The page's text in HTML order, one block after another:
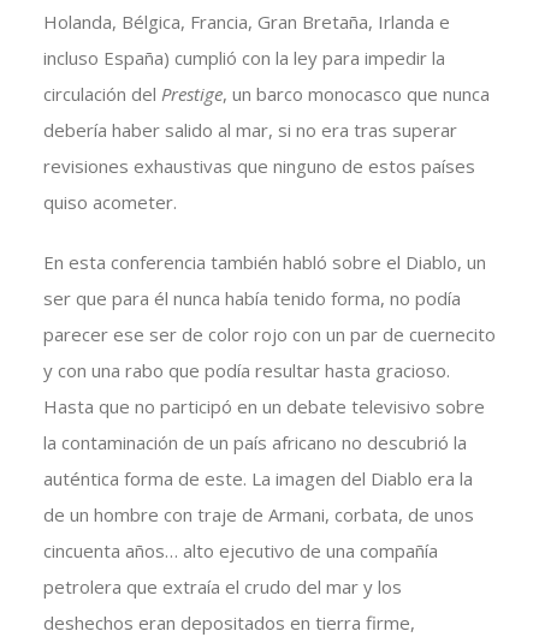
Holanda, Bélgica, Francia, Gran Bretaña, Irlanda e
incluso España) cumplió con la ley para impedir la
circulación del Prestige, un barco monocasco que nunca
debería haber salido al mar, si no era tras superar
revisiones exhaustivas que ninguno de estos países
quiso acometer.
En esta conferencia también habló sobre el Diablo, un
ser que para él nunca había tenido forma, no podía
parecer ese ser de color rojo con un par de cuernecito
y con una rabo que podía resultar hasta gracioso.
Hasta que no participó en un debate televisivo sobre
la contaminación de un país africano no descubrió la
auténtica forma de este. La imagen del Diablo era la
de un hombre con traje de Armani, corbata, de unos
cincuenta años… alto ejecutivo de una compañía
petrolera que extraía el crudo del mar y los
deshechos eran depositados en tierra firme,